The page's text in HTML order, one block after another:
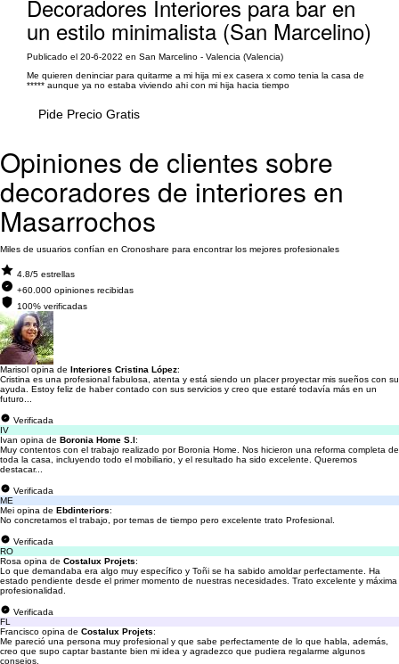
Decoradores Interiores para bar en
un estilo minimalista (San Marcelino)
Publicado el 20-6-2022 en San Marcelino - Valencia (Valencia)
Me quieren deninciar para quitarme a mi hija mi ex casera x como tenia la casa de
***** aunque ya no estaba viviendo ahi con mi hija hacia tiempo
Pide Precio Gratis
Opiniones de clientes sobre
decoradores de interiores en
Masarrochos
Miles de usuarios confían en Cronoshare para encontrar los mejores profesionales
4.8/5 estrellas
+60.000 opiniones recibidas
100% verificadas
Marisol opina de Interiores Cristina López:
Cristina es una profesional fabulosa, atenta y está siendo un placer proyectar mis sueños con su
ayuda. Estoy feliz de haber contado con sus servicios y creo que estaré todavía más en un
futuro...
Verificada
IV
Ivan opina de Boronia Home S.l:
Muy contentos con el trabajo realizado por Boronia Home. Nos hicieron una reforma completa de
toda la casa, incluyendo todo el mobiliario, y el resultado ha sido excelente. Queremos
destacar...
Verificada
ME
Mei opina de Ebdinteriors:
No concretamos el trabajo, por temas de tiempo pero excelente trato Profesional.
Verificada
RO
Rosa opina de Costalux Projets:
Lo que demandaba era algo muy específico y Toñi se ha sabido amoldar perfectamente. Ha
estado pendiente desde el primer momento de nuestras necesidades. Trato excelente y máxima
profesionalidad.
Verificada
FL
Francisco opina de Costalux Projets:
Me pareció una persona muy profesional y que sabe perfectamente de lo que habla, además,
creo que supo captar bastante bien mi idea y agradezco que pudiera regalarme algunos
consejos.